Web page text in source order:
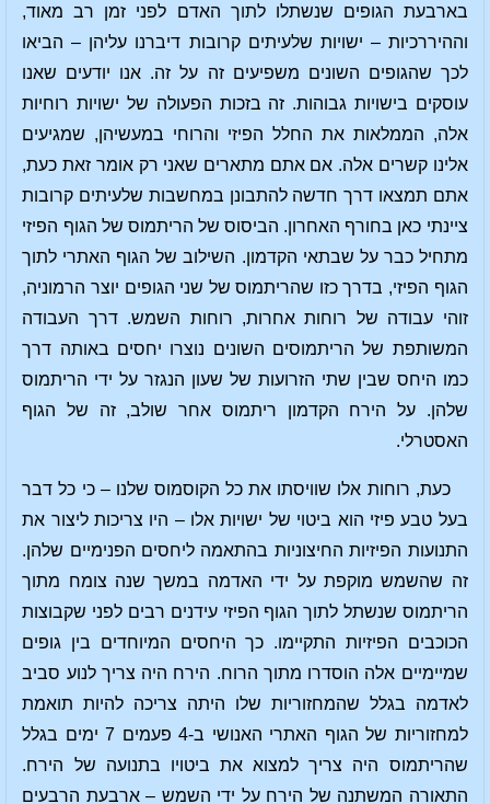
בארבעת הגופים שנשתלו לתוך האדם לפני זמן רב מאוד,
וההיררכיות – ישויות שלעיתים קרובות דיברנו עליהן – הביאו
לכך שהגופים השונים משפיעים זה על זה. אנו יודעים שאנו
עוסקים בישויות גבוהות. זה בזכות הפעולה של ישויות רוחיות
אלה, הממלאות את החלל הפיזי והרוחי במעשיהן, שמגיעים
אלינו קשרים אלה. אם אתם מתארים שאני רק אומר זאת כעת,
אתם תמצאו דרך חדשה להתבונן במחשבות שלעיתים קרובות
ציינתי כאן בחורף האחרון. הביסוס של הריתמוס של הגוף הפיזי
מתחיל כבר על שבתאי הקדמון. השילוב של הגוף האתרי לתוך
הגוף הפיזי, בדרך כזו שהריתמוס של שני הגופים יוצר הרמוניה,
זוהי עבודה של רוחות אחרות, רוחות השמש. דרך העבודה
המשותפת של הריתמוסים השונים נוצרו יחסים באותה דרך
כמו היחס שבין שתי הזרועות של שעון הנגזר על ידי הריתמוס
שלהן. על הירח הקדמון ריתמוס אחר שולב, זה של הגוף
האסטרלי.
כעת, רוחות אלו שוויסתו את כל הקוסמוס שלנו – כי כל דבר
בעל טבע פיזי הוא ביטוי של ישויות אלו – היו צריכות ליצור את
התנועות הפיזיות החיצוניות בהתאמה ליחסים הפנימיים שלהן.
זה שהשמש מוקפת על ידי האדמה במשך שנה צומח מתוך
הריתמוס שנשתל לתוך הגוף הפיזי עידנים רבים לפני שקבוצות
הכוכבים הפיזיות התקיימו. כך היחסים המיוחדים בין גופים
שמיימיים אלה הוסדרו מתוך הרוח. הירח היה צריך לנוע סביב
לאדמה בגלל שהמחזוריות שלו היתה צריכה להיות תואמת
למחזוריות של הגוף האתרי האנושי ב-4 פעמים 7 ימים בגלל
שהריתמוס היה צריך למצוא את ביטויו בתנועה של הירח.
התאורה המשתנה של הירח על ידי השמש – ארבעת הרבעים